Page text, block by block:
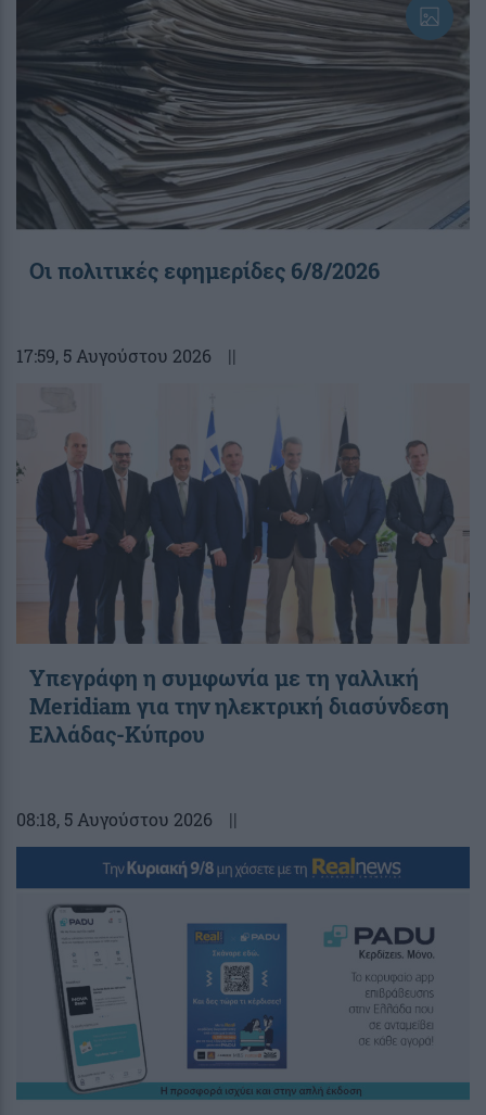
Οι πολιτικές εφημερίδες 6/8/2026
17:59, 5 Αυγούστου 2026 ||
Υπεγράφη η συμφωνία με τη γαλλική
Meridiam για την ηλεκτρική διασύνδεση
Ελλάδας-Κύπρου
08:18, 5 Αυγούστου 2026 ||